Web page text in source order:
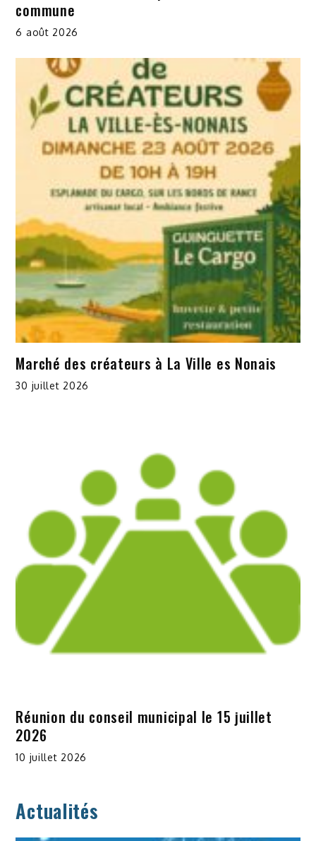
commune
6 août 2026
Marché des créateurs à La Ville es Nonais
30 juillet 2026
Réunion du conseil municipal le 15 juillet
2026
10 juillet 2026
Actualités